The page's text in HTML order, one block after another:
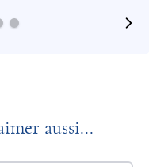
aussi...